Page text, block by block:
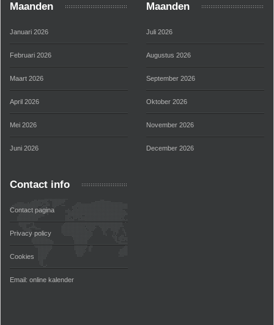
Maanden
Januari 2026
Februari 2026
Maart 2026
April 2026
Mei 2026
Juni 2026
Maanden
Juli 2026
Augustus 2026
September 2026
Oktober 2026
November 2026
December 2026
Contact info
Contact pagina
Privacy policy
Cookies
Email: online kalender